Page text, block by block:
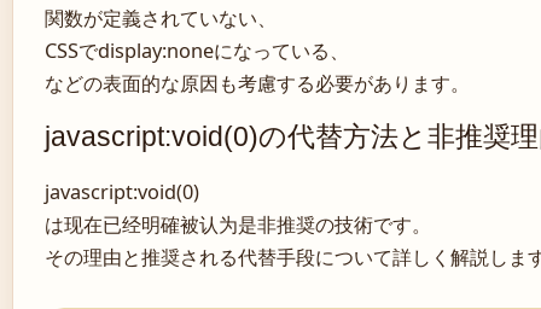
関数が定義されていない、
CSSでdisplay:noneになっている、
などの表面的な原因も考慮する必要があります。
javascript:void(0)の代替方法と非推奨
javascript:void(0)
は现在已经明確被认为是非推奨の技術です。
その理由と推奨される代替手段について詳しく解説しま